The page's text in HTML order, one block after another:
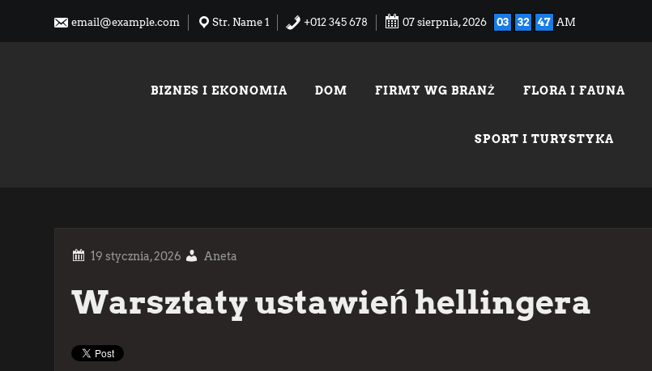
email@example.com Str. Name 1 +012 345 678 07 sierpnia, 2026 03 32 48 AM
BIZNES I EKONOMIA DOM FIRMY WG BRANŻ FLORA I FAUNA
SPORT I TURYSTYKA
Aneta
Warsztaty ustawień hellingera